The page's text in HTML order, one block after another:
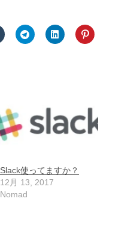
Slack使ってますか？
12月 13, 2017
Nomad